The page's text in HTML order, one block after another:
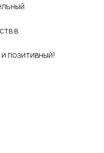
в
позитивный!